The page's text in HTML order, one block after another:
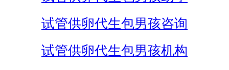
试管供卵代生包男孩咨询
试管供卵代生包男孩机构